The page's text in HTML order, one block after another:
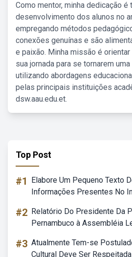
Como mentor, minha dedicação é
desenvolvimento dos alunos no
empregando métodos
conexões genuínas e são
e paixão. Minha missão é
sua jornada para se tornarem
utilizando abordagens
pelas principais instituições
dsw.aau.edu.et.
Top Post
#1
Elabore Um Pequeno Texto
Informações Presentes No
#2 Relatório Do Presidente Da
Pernambuco à Assembléia
#3 Atualmente Tem-se
Cultural Deve Ser Respeitada